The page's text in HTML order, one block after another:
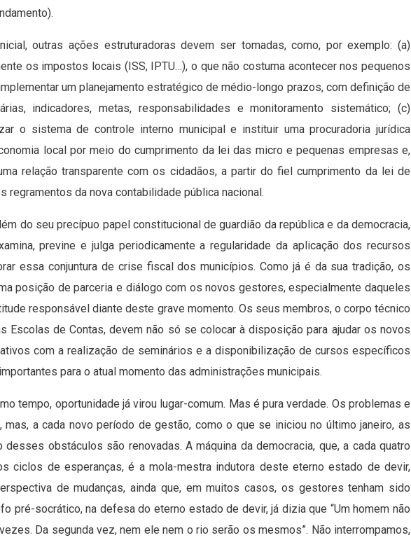
outras ações estruturadoras devem ser tomadas, como, por exemplo: (a)
os impostos locais (ISS, IPTU…), o que não costuma acontecer nos pequenos
um planejamento estratégico de médio-longo prazos, com definição de
indicadores, metas, responsabilidades e monitoramento sistemático; (c)
o sistema de controle interno municipal e instituir uma procuradoria jurídica
local por meio do cumprimento da lei das micro e pequenas empresas e,
relação transparente com os cidadãos, a partir do fiel cumprimento da lei de
regramentos da nova contabilidade pública nacional.
do seu precípuo papel constitucional de guardião da república e da democracia,
previne e julga periodicamente a regularidade da aplicação dos recursos
essa conjuntura de crise fiscal dos municípios. Como já é da sua tradição, os
posição de parceria e diálogo com os novos gestores, especialmente daqueles
responsável diante deste grave momento. Os seus membros, o corpo técnico
Escolas de Contas, devem não só se colocar à disposição para ajudar os novos
com a realização de seminários e a disponibilização de cursos específicos
para o atual momento das administrações municipais.
tempo, oportunidade já virou lugar-comum. Mas é pura verdade. Os problemas e
a cada novo período de gestão, como o que se iniciou no último janeiro, as
desses obstáculos são renovadas. A máquina da democracia, que, a cada quatro
ciclos de esperanças, é a mola-mestra indutora deste eterno estado de devir,
de mudanças, ainda que, em muitos casos, os gestores tenham sido
pré-socrático, na defesa do eterno estado de devir, já dizia que “Um homem não
Da segunda vez, nem ele nem o rio serão os mesmos”. Não interrompamos,